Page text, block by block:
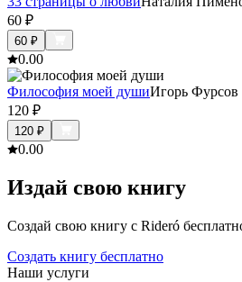
60 ₽
60 ₽
0.00
Философия моей душиИгорь Фурсов
120 ₽
120 ₽
0.00
Издай свою книгу
Создай свою книгу с Rideró
Создать книгу бесплатно
Наши услуги